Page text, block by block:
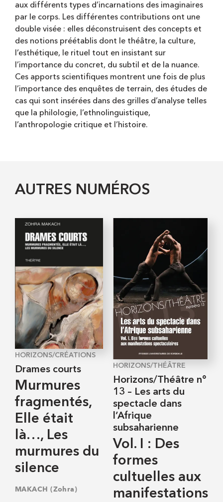
aux différents types d’incarnations des imaginaires
par le corps. Les différentes contributions ont une
double visée : elles déconstruisent des concepts et
des notions préétablis dont le théâtre, la culture,
l’esthétique, le rituel tout en insistant sur
l’importance du concret, du subtil et de la nuance.
Ces apports scientifiques montrent une fois de plus
l’importance des enquêtes de terrain, des études de
cas qui sont insérées dans des grilles d’analyse telles
que la philologie, l’ethnolinguistique,
l’anthropologie critique et l’histoire.
AUTRES NUMÉROS
HORIZONS/CRÉATIONS
Drames courts
Murmures
fragmentés,
Elle était
là…, Les
murmures du
silence
MAKACH (Zohra)
HORIZONS/THÉÂTRE
Horizons/Théâtre n°
13 – Les arts du
spectacle dans
l’Afrique
subsaharienne
Vol. I : Des
formes
cultuelles aux
manifestations